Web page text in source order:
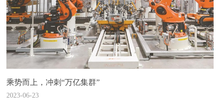
乘势而上，冲刺“万亿集群”
2023-06-23